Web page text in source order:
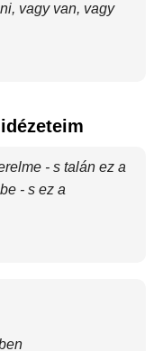
vagy van, vagy
- s talán ez a
- s ez a